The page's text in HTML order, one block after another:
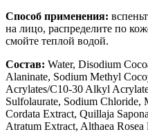
Способ применения:
на лицо, распределите по
смойте теплой водой.
Состав: Water, Disodium
Alaninate, Sodium Methyl
Acrylates/C10-30 Alkyl
Sulfolaurate, Sodium Chloride,
Cordata Extract, Quillaja
Atratum Extract, Althaea